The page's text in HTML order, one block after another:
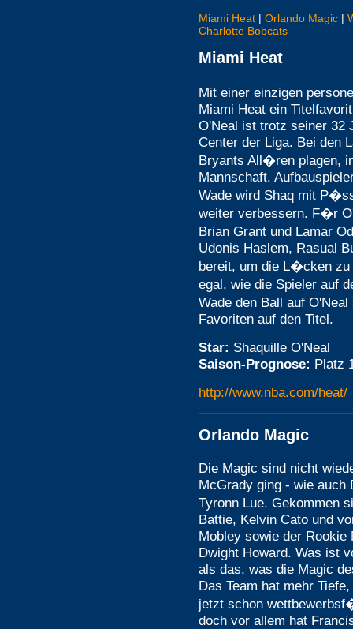
Miami Heat | Orlando Magic |
Charlotte Bobcats
Miami Heat
Mit einer einzigen
Miami Heat ein
O'Neal ist trotz seiner 32
Center der Liga. Bei den
Bryants All�ren plagen,
Mannschaft.
Wade wird Shaq mit
weiter verbessern. F�r
Brian Grant und Lamar
Udonis Haslem, Rasual
bereit, um die L�cken
egal, wie die Spieler auf
Wade den Ball auf
Favoriten auf den Titel.
Star: Shaquille O'Neal
Saison-Prognose: Platz
http://www.nba.com/heat/
Orlando Magic
Die Magic sind nicht
McGrady ging - wie auch
Tyronn Lue. Gekommen
Battie, Kelvin Cato und
Mobley sowie der Rookie
Dwight Howard. Was ist
als das, was die Magic
Das Team hat mehr
jetzt schon
doch vor allem hat